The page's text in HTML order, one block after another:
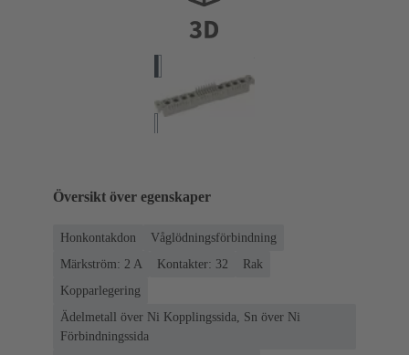
Översikt över egenskaper
Honkontakdon
Våglödningsförbindning
Märkström: ‌2 A
Kontakter: 32
Rak
Kopparlegering
Ädelmetall över Ni Kopplingssida, Sn över Ni
Förbindningssida